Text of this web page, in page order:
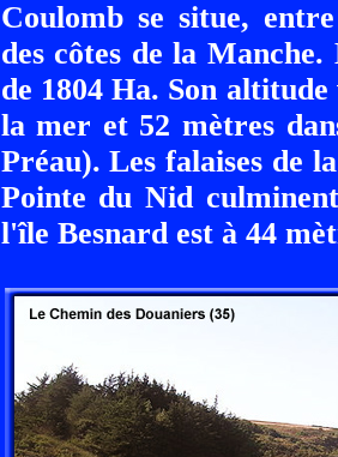
Coulomb se situe,
des côtes de la
de 1804 Ha. Son
la mer et 52 mètres
Préau). Les falaises de
Pointe du Nid
l'île Besnard est à 44